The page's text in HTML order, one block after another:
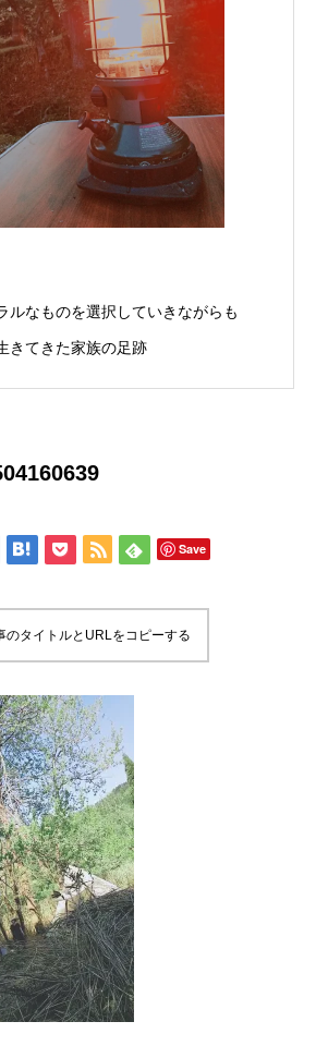
ルなものを選択していきながらも
きてきた家族の足跡
Save
のタイトルとURLをコピーする